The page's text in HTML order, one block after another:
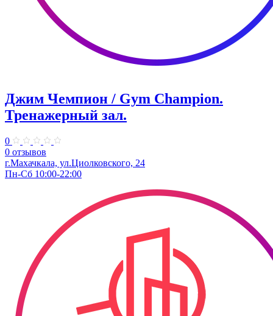
Джим Чемпион / Gym Champion.
Тренажерный зал.
0
0 отзывов
г.Махачкала​, ул.Циолковского, 24
Пн-Сб 10:00-22:00